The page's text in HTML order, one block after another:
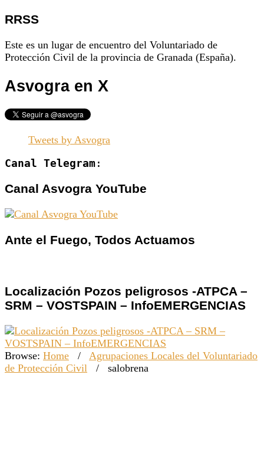
RRSS
Este es un lugar de encuentro del Voluntariado de
Protección Civil de la provincia de Granada (España).
Asvogra en X
Tweets by Asvogra
Canal Telegram:
Canal Asvogra YouTube
Ante el Fuego, Todos Actuamos
Localización Pozos peligrosos -ATPCA –
SRM – VOSTSPAIN – InfoEMERGENCIAS
Browse: Home /
Agrupaciones Locales del Voluntariado
de Protección Civil
/ salobrena